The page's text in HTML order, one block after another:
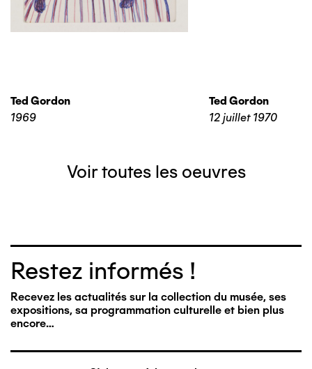
Ted Gordon
1969
Ted Gordon
12 juillet 1970
Voir toutes les oeuvres
Restez informés !
Recevez les actualités sur la collection du musée, ses
expositions, sa programmation culturelle et bien plus
encore…